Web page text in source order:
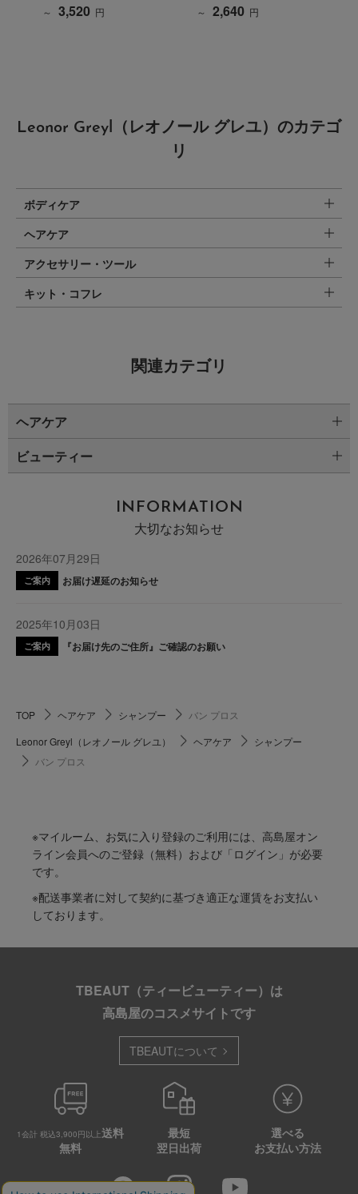
～ 3,520 円
～ 2,640 円
Leonor Greyl（レオノール グレユ）のカテゴ
リ
ボディケア
ヘアケア
アクセサリー・ツール
キット・コフレ
関連カテゴリ
ヘアケア
ビューティー
INFORMATION
大切なお知らせ
2026年07月29日
ご案内 お届け遅延のお知らせ
2025年10月03日
ご案内 『お届け先のご住所』ご確認のお願い
TOP ヘアケア シャンプー
バン プロス
Leonor Greyl（レオノール グレユ）
ヘアケア
シャンプー
バン プロス
※マイルーム、お気に入り登録のご利用には、高島屋オン
ライン会員へのご登録（無料）および「ログイン」が必要
です。
※配送事業者に対して契約に基づき適正な運賃をお支払い
しております。
TBEAUT（ティービューティー）は
高島屋のコスメサイトです
TBEAUTについて
1会計 税込3,900円以上送料
無料
最短
翌日出荷
選べる
お支払い方法